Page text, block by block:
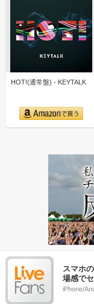
HOT!(通常盤) - KEYTALK
スマホ
場感で
iPhone/